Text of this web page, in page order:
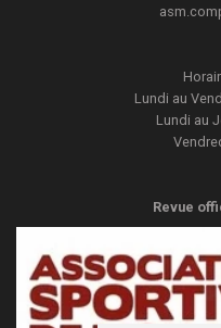
Lundi au
Lundi au
Revue